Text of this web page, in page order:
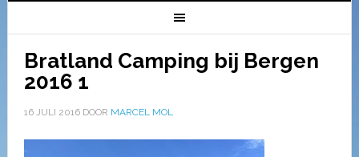
Bratland Camping bij Bergen
2016 1
16 JULI 2016DOOR MARCEL MOL